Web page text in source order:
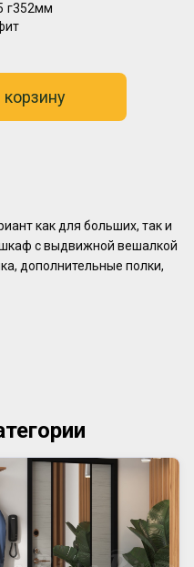
г352мм
как для больших, так и
с выдвижной вешалкой
дополнительные полки,